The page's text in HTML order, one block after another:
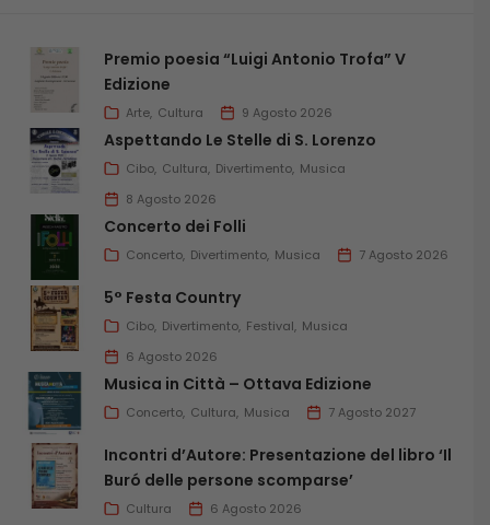
Premio poesia “Luigi Antonio Trofa” V
Edizione
Arte Cultura 9 Agosto 2026
Aspettando Le Stelle di S. Lorenzo
Cibo Cultura Divertimento Musica
8 Agosto 2026
Concerto dei Folli
Concerto Divertimento Musica 7 Agosto 2026
5° Festa Country
Cibo Divertimento Festival Musica
6 Agosto 2026
Musica in Città – Ottava Edizione
Concerto Cultura Musica 7 Agosto 2027
Incontri d’Autore: Presentazione del libro ‘Il
Buró delle persone scomparse’
Cultura 6 Agosto 2026